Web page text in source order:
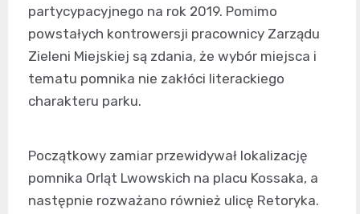
partycypacyjnego na rok 2019. Pomimo
powstałych kontrowersji pracownicy Zarządu
Zieleni Miejskiej są zdania, że wybór miejsca i
tematu pomnika nie zakłóci literackiego
charakteru parku.
Początkowy zamiar przewidywał lokalizację
pomnika Orląt Lwowskich na placu Kossaka, a
następnie rozważano również ulicę Retoryka.